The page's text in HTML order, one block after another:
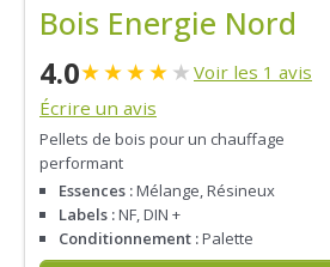
Bois Energie Nord
4.0★★★★★ Voir les 1 avis
Écrire un avis
Pellets de bois pour un chauffage
performant
Essences :Mélange, Résineux
Labels :NF, DIN +
Conditionnement :Palette